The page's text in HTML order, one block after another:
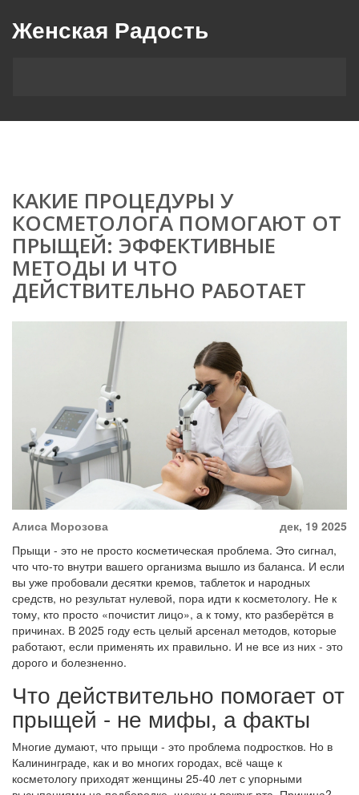
Женская Радость
КАКИЕ ПРОЦЕДУРЫ У
КОСМЕТОЛОГА ПОМОГАЮТ ОТ
ПРЫЩЕЙ: ЭФФЕКТИВНЫЕ
МЕТОДЫ И ЧТО
ДЕЙСТВИТЕЛЬНО РАБОТАЕТ
Алиса Морозова
дек, 19 2025
Прыщи - это не просто косметическая проблема. Это сигнал,
что что-то внутри вашего организма вышло из баланса. И если
вы уже пробовали десятки кремов, таблеток и народных
средств, но результат нулевой, пора идти к косметологу. Не к
тому, кто просто «почистит лицо», а к тому, кто разберётся в
причинах. В 2025 году есть целый арсенал методов, которые
работают, если применять их правильно. И не все из них - это
дорого и болезненно.
Что действительно помогает от
прыщей - не мифы, а факты
Многие думают, что прыщи - это проблема подростков. Но в
Калининграде, как и во многих городах, всё чаще к
косметологу приходят женщины 25-40 лет с упорными